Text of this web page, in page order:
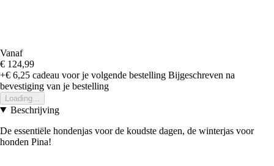
Vanaf
€ 124,99
+€ 6,25 cadeau voor je volgende bestelling Bijgeschreven na
bevestiging van je bestelling
Loading...
Beschrijving
De essentiële hondenjas voor de koudste dagen, de winterjas voor
honden Pina!